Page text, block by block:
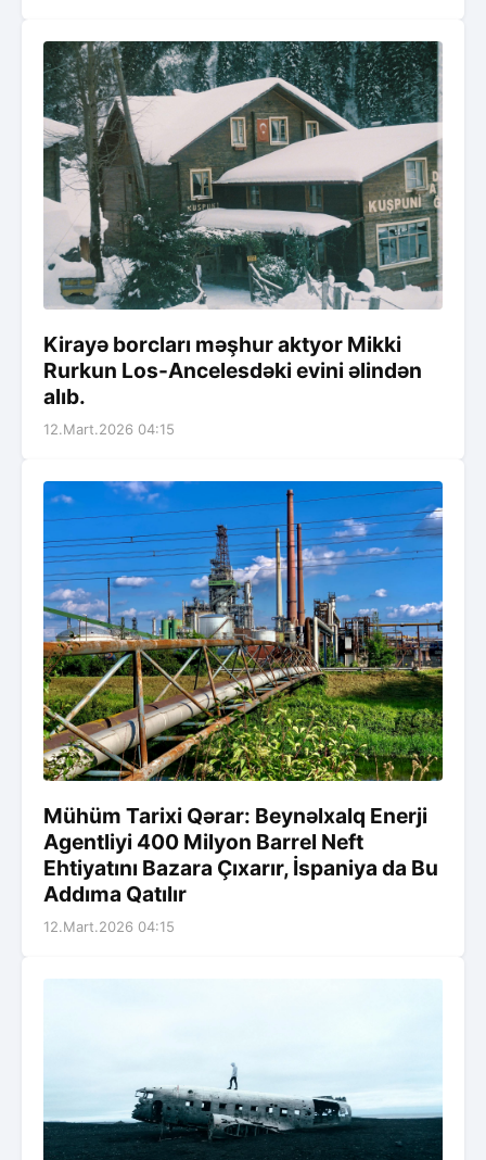
Kirayə borcları məşhur aktyor Mikki
Rurkun Los-Ancelesdəki evini əlindən
alıb.
12.Mart.2026 04:15
Mühüm Tarixi Qərar: Beynəlxalq Enerji
Agentliyi 400 Milyon Barrel Neft
Ehtiyatını Bazara Çıxarır, İspaniya da Bu
Addıma Qatılır
12.Mart.2026 04:15